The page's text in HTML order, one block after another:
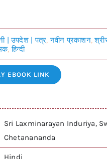
| उपदेश | पत्र,नवीन प्रकाशन,
,हिन्दी
EBOOK LINK
Sri Laxminarayan Induriya,
Chetanananda
Hindi